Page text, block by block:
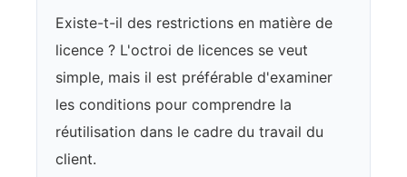
Existe-t-il des restrictions en matière de
licence ? L'octroi de licences se veut
simple, mais il est préférable d'examiner
les conditions pour comprendre la
réutilisation dans le cadre du travail du
client.